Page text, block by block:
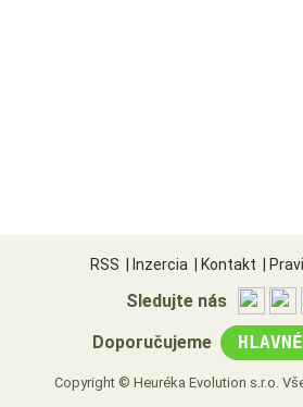
RSS Inzercia Kontakt
Sledujte nás
Doporučujeme HLAVNÉ
Copyright © Heuréka Evolution s.r.o.